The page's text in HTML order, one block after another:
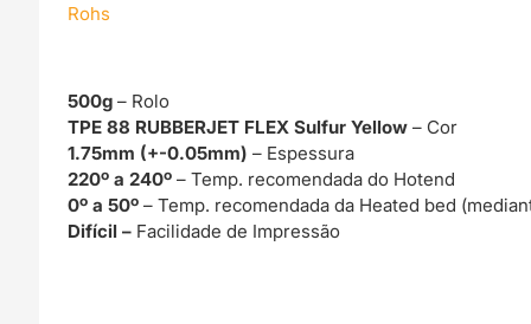
Rohs
500g – Rolo
TPE 88 RUBBERJET FLEX Sulfur Yellow– Cor
1.75mm (+-0.05mm)– Espessura
220º a 240º– Temp. recomendada do Hotend
0º a 50º– Temp. recomendada da Heated bed
Difícil – Facilidade de Impressão